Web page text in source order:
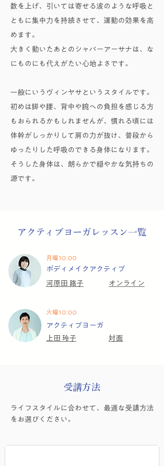
数を上げ、引いては寄せる波のような呼吸と
ともに集中力を持続させて、運動の効果を高
めます。
大きく動いたあとのシャバーアーサナは、な
にものにも代えがたい心地よさです。
一般にいうヴィンヤサというスタイルです。
初めは脚や腰、背中や腕への負担を感じる方
もおられるかもしれませんが、慣れる頃には
体幹がしっかりして肩の力が抜け、普段から
ゆったりした呼吸のできる身体になります。
そうした身体は、朗らかで穏やかな気持ちの
源です。
アクティブヨーガレッスン一覧
月曜10:00
ボディメイクアクティブ
河原田 路子
​オンライン
火曜10:00
アクティブヨーガ
上田 玲子
​対面
受講方法
ライフスタイルに合わせて、最適な受講方法
をお選びください。